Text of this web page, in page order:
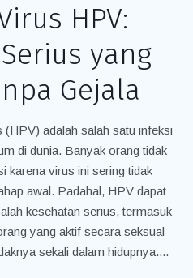
HPV:
yang
Gejala
adalah salah satu infeksi
di dunia. Banyak orang tidak
karena virus ini sering tidak
awal. Padahal, HPV dapat
kesehatan serius, termasuk
yang aktif secara seksual
sekali dalam hidupnya....